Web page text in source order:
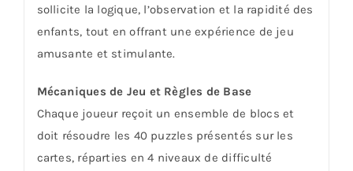
sollicite la logique, l’observation et la rapidité des
enfants, tout en offrant une expérience de jeu
amusante et stimulante.
Mécaniques de Jeu et Règles de Base
Chaque joueur reçoit un ensemble de blocs et
doit résoudre les 40 puzzles présentés sur les
cartes, réparties en 4 niveaux de difficulté